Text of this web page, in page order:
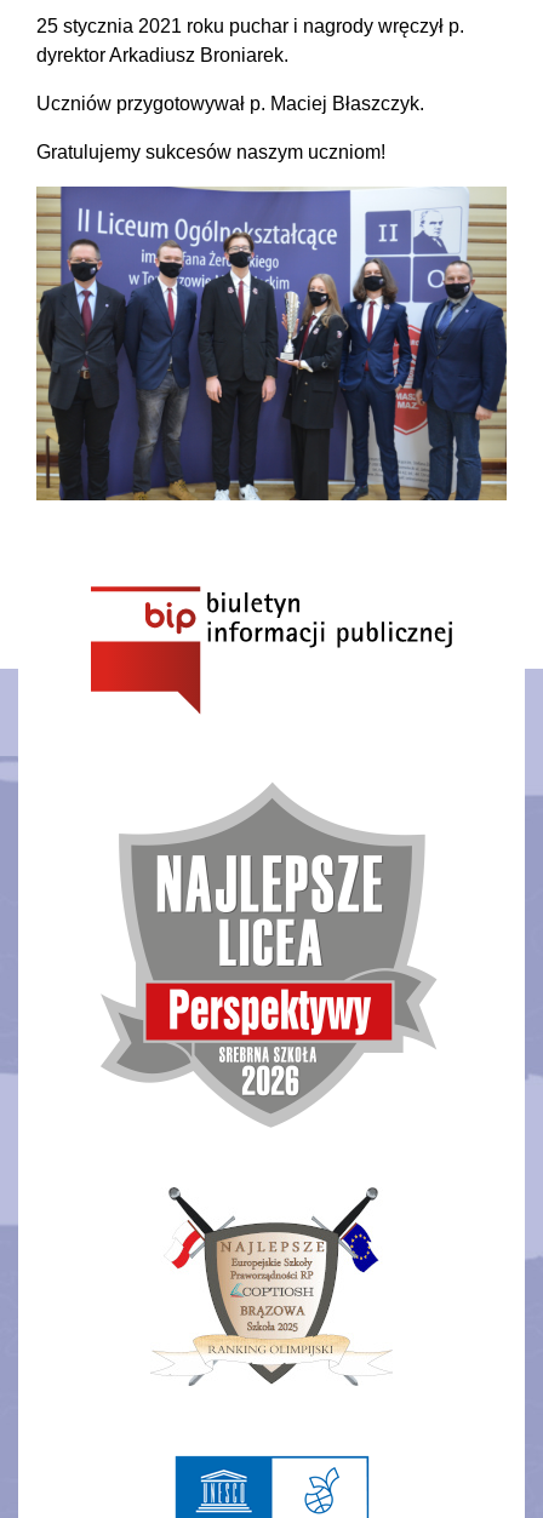
25 stycznia 2021 roku puchar i nagrody wręczył p.
dyrektor Arkadiusz Broniarek.
Uczniów przygotowywał p. Maciej Błaszczyk.
Gratulujemy sukcesów naszym uczniom!